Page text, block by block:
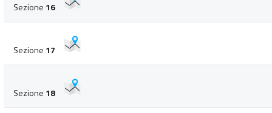
Sezione 16
Sezione 17
Sezione 18